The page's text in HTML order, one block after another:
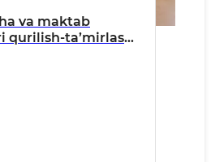
va maktab
qurilish-ta’mirlash